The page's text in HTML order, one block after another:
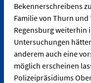
Bekennerschreibens
Familie von Thurn
Regensburg weiterhin
Untersuchungen
anderem auch eine
möglich erscheinen
Polizeipräsidiums